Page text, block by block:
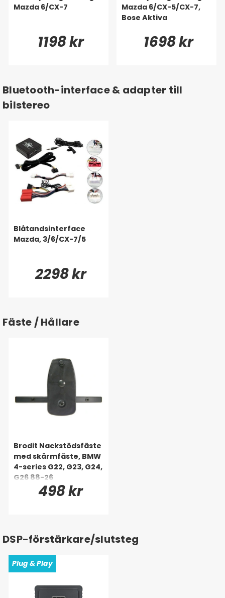
Mazda 6/CX-7
1198 kr
Mazda 6/CX-5/CX-7,
Bose Aktiva
1698 kr
Bluetooth-interface & adapter till
bilstereo
Blåtandsinterface
Mazda, 3/6/CX-7/5
2298 kr
Fäste / Hållare
Brodit Nackstödsfäste
med skärmfäste, BMW
4-series G22, G23, G24,
G26 88-26
498 kr
DSP-förstärkare/slutsteg
Plug & Play